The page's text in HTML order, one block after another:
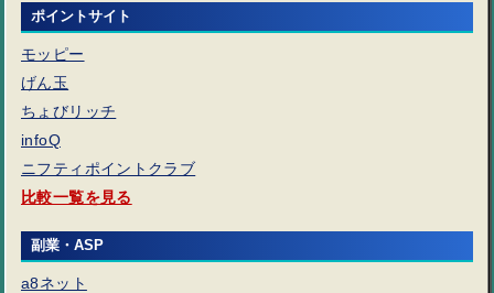
ポイントサイト
モッピー
げん玉
ちょびリッチ
infoQ
ニフティポイントクラブ
比較一覧を見る
副業・ASP
a8ネット